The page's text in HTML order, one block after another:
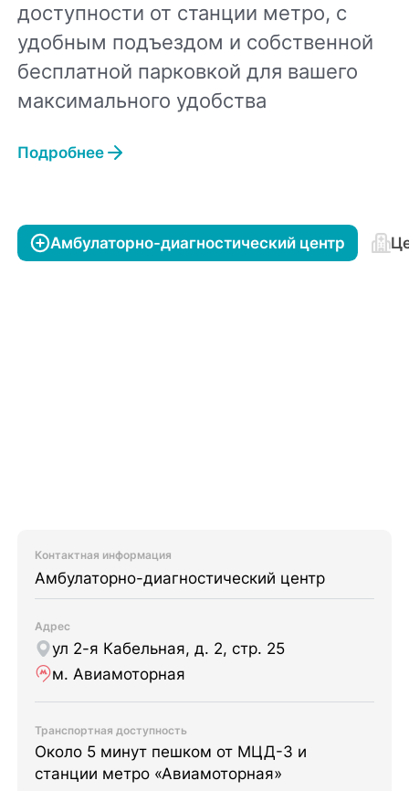
доступности от станции метро, с
удобным подъездом и собственной
бесплатной парковкой для вашего
максимального удобства
Подробнее
Амбулаторно-диагностический центр
Контактная информация
Амбулаторно-диагностический центр
Адрес
ул 2-я Кабельная, д. 2, стр. 25
м. Авиамоторная
Транспортная доступность
Около 5 минут пешком от МЦД-3 и
станции метро «Авиамоторная»